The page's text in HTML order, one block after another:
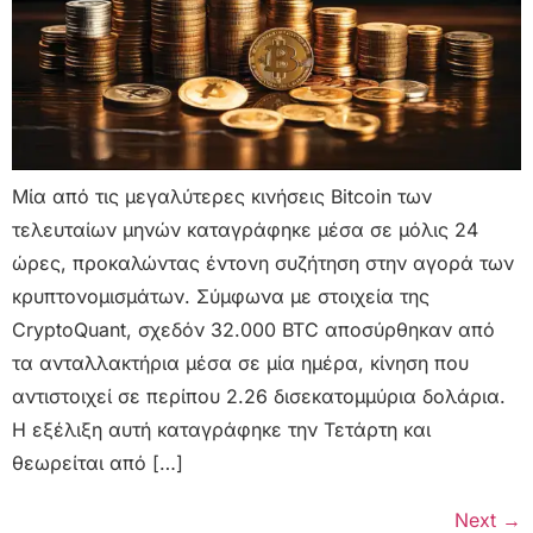
Μία από τις μεγαλύτερες κινήσεις Bitcoin των
τελευταίων μηνών καταγράφηκε μέσα σε μόλις 24
ώρες, προκαλώντας έντονη συζήτηση στην αγορά των
κρυπτονομισμάτων. Σύμφωνα με στοιχεία της
CryptoQuant, σχεδόν 32.000 BTC αποσύρθηκαν από
τα ανταλλακτήρια μέσα σε μία ημέρα, κίνηση που
αντιστοιχεί σε περίπου 2.26 δισεκατομμύρια δολάρια.
Η εξέλιξη αυτή καταγράφηκε την Τετάρτη και
θεωρείται από […]
Next →